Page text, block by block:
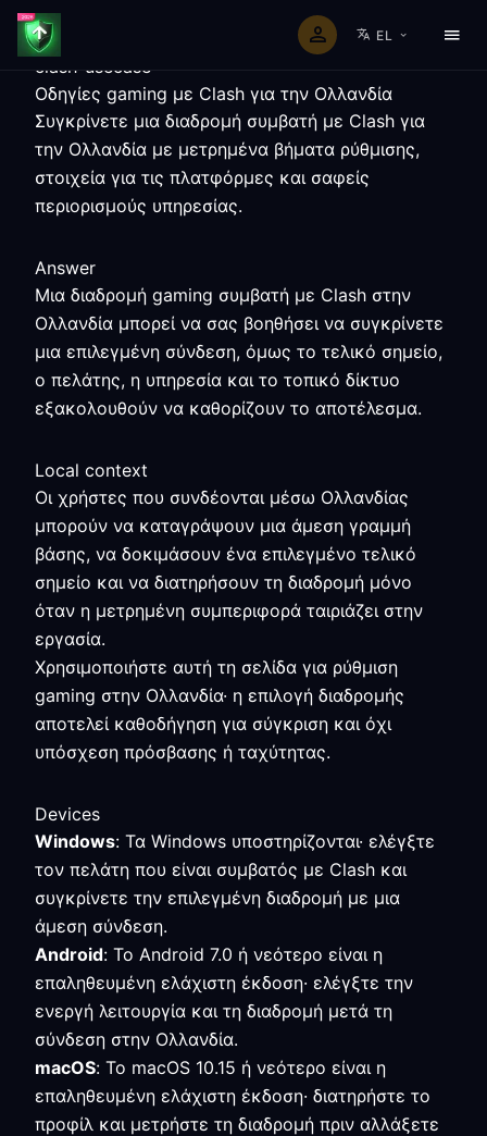
EL
clash-usecase
Οδηγίες gaming με Clash για την Ολλανδία
Συγκρίνετε μια διαδρομή συμβατή με Clash για
την Ολλανδία με μετρημένα βήματα ρύθμισης,
στοιχεία για τις πλατφόρμες και σαφείς
περιορισμούς υπηρεσίας.
Answer
Μια διαδρομή gaming συμβατή με Clash στην
Ολλανδία μπορεί να σας βοηθήσει να συγκρίνετε
μια επιλεγμένη σύνδεση, όμως το τελικό σημείο,
ο πελάτης, η υπηρεσία και το τοπικό δίκτυο
εξακολουθούν να καθορίζουν το αποτέλεσμα.
Local context
Οι χρήστες που συνδέονται μέσω Ολλανδίας
μπορούν να καταγράψουν μια άμεση γραμμή
βάσης, να δοκιμάσουν ένα επιλεγμένο τελικό
σημείο και να διατηρήσουν τη διαδρομή μόνο
όταν η μετρημένη συμπεριφορά ταιριάζει στην
εργασία.
Χρησιμοποιήστε αυτή τη σελίδα για ρύθμιση
gaming στην Ολλανδία· η επιλογή διαδρομής
αποτελεί καθοδήγηση για σύγκριση και όχι
υπόσχεση πρόσβασης ή ταχύτητας.
Devices
Windows: Τα Windows υποστηρίζονται· ελέγξτε
τον πελάτη που είναι συμβατός με Clash και
συγκρίνετε την επιλεγμένη διαδρομή με μια
άμεση σύνδεση.
Android: Το Android 7.0 ή νεότερο είναι η
επαληθευμένη ελάχιστη έκδοση· ελέγξτε την
ενεργή λειτουργία και τη διαδρομή μετά τη
σύνδεση στην Ολλανδία.
macOS: Το macOS 10.15 ή νεότερο είναι η
επαληθευμένη ελάχιστη έκδοση· διατηρήστε το
προφίλ και μετρήστε τη διαδρομή πριν αλλάξετε